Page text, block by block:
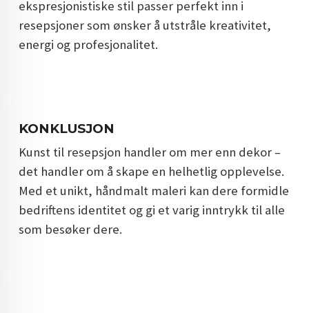
ekspresjonistiske stil passer perfekt inn i
resepsjoner som ønsker å utstråle kreativitet,
energi og profesjonalitet.
KONKLUSJON
Kunst til resepsjon handler om mer enn dekor –
det handler om å skape en helhetlig opplevelse.
Med et unikt, håndmalt maleri kan dere formidle
bedriftens identitet og gi et varig inntrykk til alle
som besøker dere.